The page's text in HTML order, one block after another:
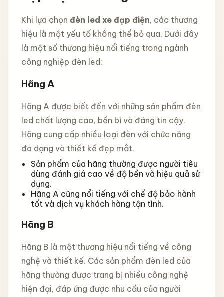
Khi lựa chọn đèn led xe đạp điện, các thương
hiệu là một yếu tố không thể bỏ qua. Dưới đây
là một số thương hiệu nổi tiếng trong ngành
công nghiệp đèn led:
Hãng A
Hãng A được biết đến với những sản phẩm đèn
led chất lượng cao, bền bỉ và đáng tin cậy.
Hãng cung cấp nhiều loại đèn với chức năng
đa dạng và thiết kế đẹp mắt.
Sản phẩm của hãng thường được người tiêu
dùng đánh giá cao về độ bền và hiệu quả sử
dụng.
Hãng A cũng nổi tiếng với chế độ bảo hành
tốt và dịch vụ khách hàng tận tình.
Hãng B
Hãng B là một thương hiệu nổi tiếng về công
nghệ và thiết kế. Các sản phẩm đèn led của
hãng thường được trang bị nhiều công nghệ
hiện đại, đáp ứng được nhu cầu của người